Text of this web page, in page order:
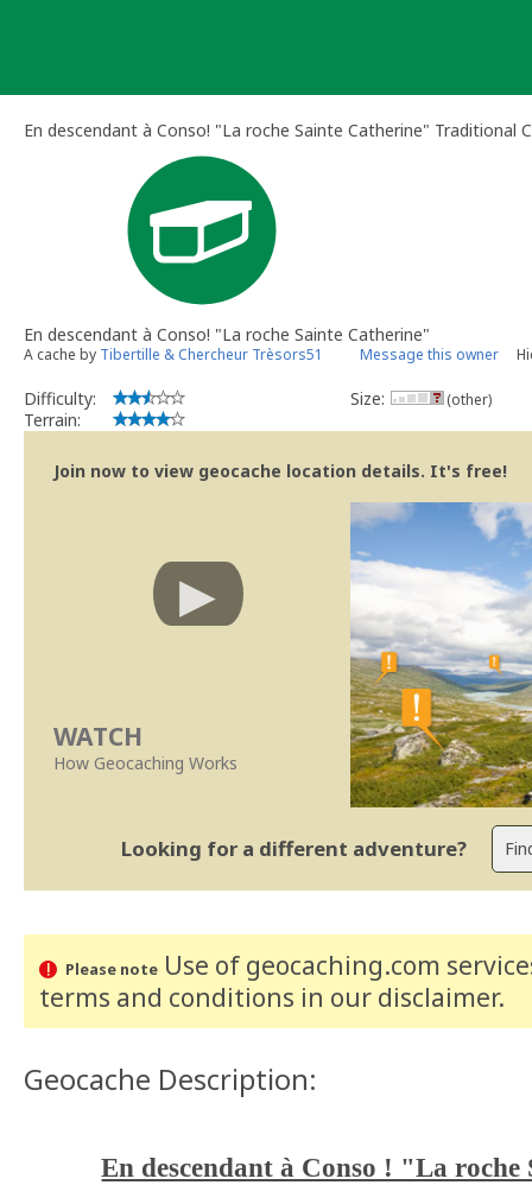
En descendant à Conso! "La roche Sainte Catherine" Traditional
En descendant à Conso! "La roche Sainte Catherine"
A cache by Tibertille & Chercheur Trèsors51 Message this owner
Difficulty:
Terrain:
Size: (other)
Join now to view geocache location details. It's free!
WATCH
How Geocaching Works
Looking for a different adventure?
Please noteUse of geocaching.com
terms and conditions in our disclaimer.
Geocache Description:
En descendant à Conso ! "La